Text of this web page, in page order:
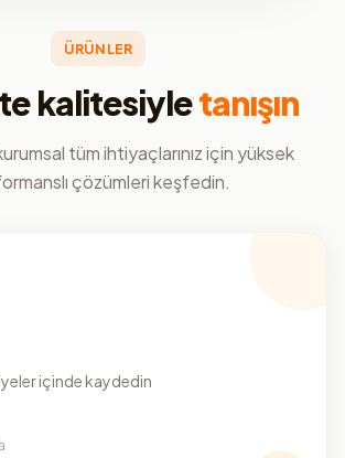
ÜRÜNLER
kalitesiyletanışın
tüm ihtiyaçlarınız için yüksek
çözümleri keşfedin.
içinde kaydedin